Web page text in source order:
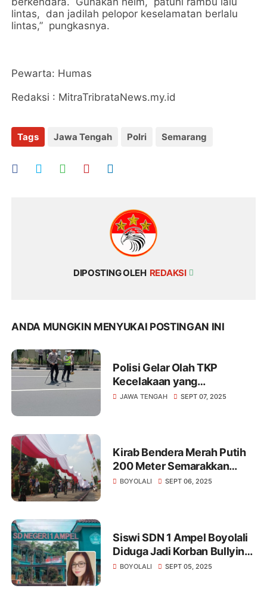
lintas, dan jadilah pelopor keselamatan berlalu
lintas,” pungkasnya.
Pewarta: Humas
Redaksi : MitraTribrataNews.my.id
Tags Jawa Tengah Polri Semarang
DIPOSTING OLEH REDAKSI
ANDA MUNGKIN MENYUKAI POSTINGAN INI
Polisi Gelar Olah TKP
Kecelakaan yang
Menewaskan Mahasiswa
JAWA TENGAH SEPT 07, 2025
Kirab Bendera Merah Putih
200 Meter Semarakkan
Merti Desa Pojok Boyolali
BOYOLALI SEPT 06, 2025
Siswi SDN 1 Ampel Boyolali
Diduga Jadi Korban Bullying,
Vio Sari Angkat Bicara
BOYOLALI SEPT 05, 2025